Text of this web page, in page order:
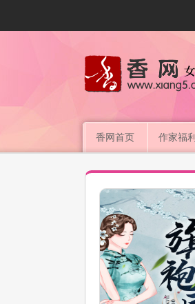
香网首页 作家福利